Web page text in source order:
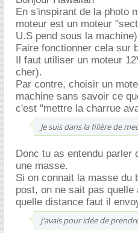
En s'inspirant de la photo
moteur est un moteur
U.S pend sous la machine)
Faire fonctionner cela sur
Il faut utiliser un moteur
cher).
Par contre, choisir un
machine sans savoir ce
c'est "mettre la charrue
Je suis dans la filière de
Donc tu as entendu parler
une masse.
Si on connait la masse du
post, on ne sait pas quelle
quelle distance faut il
j'avais pour idée de